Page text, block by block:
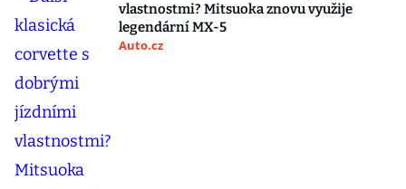
vlastnostmi? Mitsuoka znovu využije
legendární MX-5
Auto.cz